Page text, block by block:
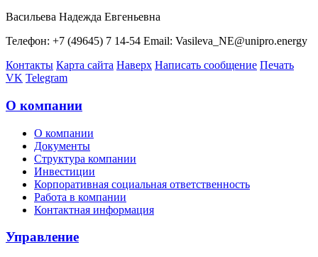
Васильева Надежда Евгеньевна
Телефон: +7 (49645) 7 14-54 Email: Vasileva_NE@unipro.energy
Контакты Карта сайта Наверх Написать сообщение Печать
VK Telegram
О компании
О компании
Документы
Структура компании
Инвестиции
Корпоративная социальная ответственность
Работа в компании
Контактная информация
Управление